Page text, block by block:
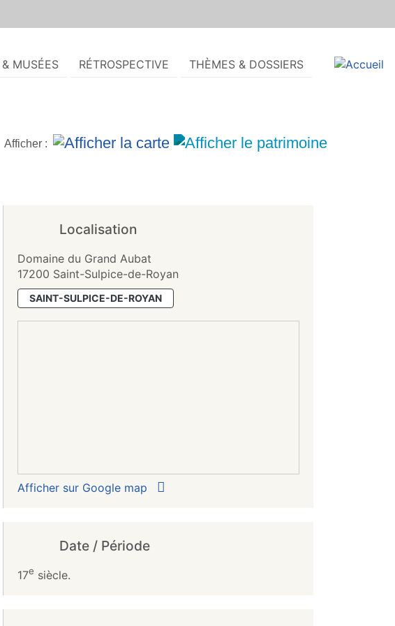
MUSÉES RÉTROSPECTIVE THÈMES & DOSSIERS
Afficher :
Localisation
Domaine du Grand Aubat
17200 Saint-Sulpice-de-Royan
SAINT-SULPICE-DE-ROYAN
Afficher sur Google map
Date / Période
17e siècle.